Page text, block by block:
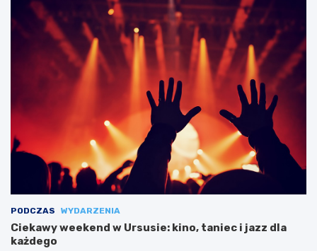
PODCZAS WYDARZENIA
Ciekawy weekend w Ursusie: kino, taniec i jazz dla
każdego